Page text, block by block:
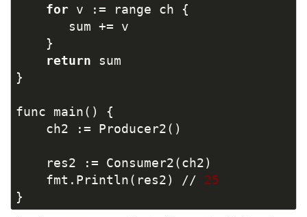
for v := range ch {
sum += v
}
return sum
}
func main() {
ch2 := Producer2()
res2 := Consumer2(ch2)
fmt.Println(res2) // 25
}